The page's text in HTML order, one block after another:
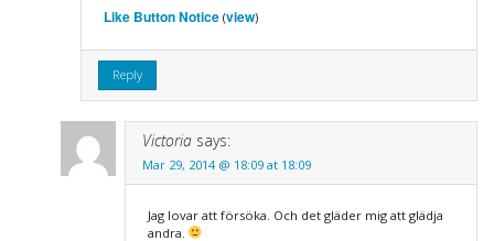
Like Button Notice(view)
Reply
Victoria says:
Mar 29, 2014 @ 18:09 at 18:09
Jag lovar att försöka. Och det gläder mig att glädja
andra.